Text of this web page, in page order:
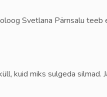
Svetlana Pärnsalu
kuid miks sulgeda silmad.